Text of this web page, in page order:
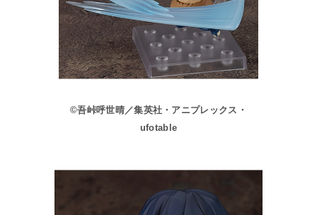
©吾峠呼世晴／集英社・アニプレックス・
ufotable